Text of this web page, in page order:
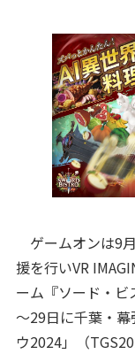
ゲームオンは9
援を行いVR
ーム『ソード・ビ
～29日に千葉・
ウ2024」（